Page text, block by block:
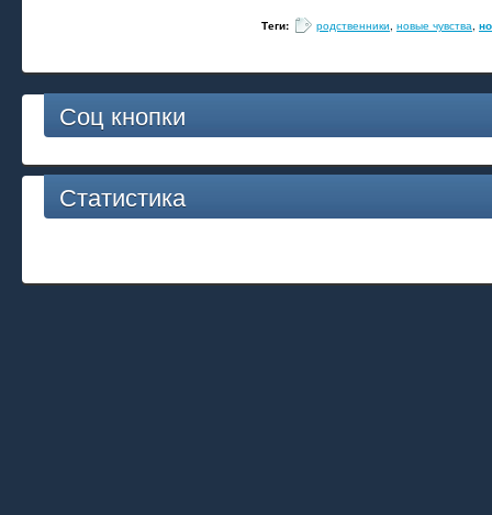
Теги: родственники, новые чувства,
Соц кнопки
Статистика